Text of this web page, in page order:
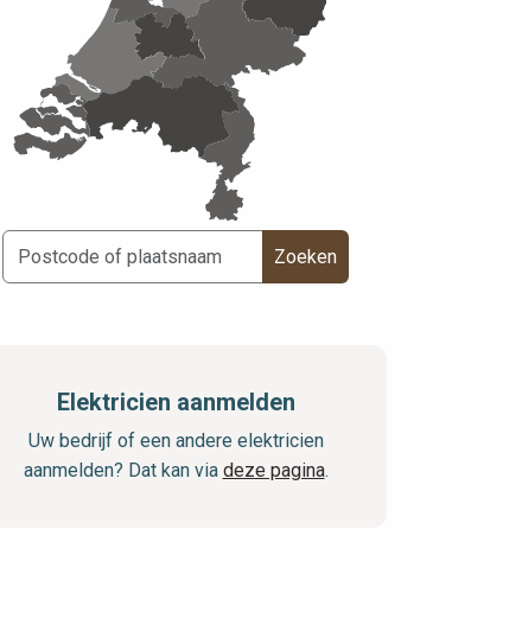
Zoeken
Elektricien aanmelden
Uw bedrijf of een andere elektricien
aanmelden? Dat kan via deze pagina.